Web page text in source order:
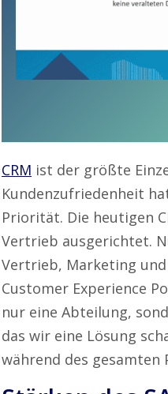
CRM ist der größte
Kundenzufriedenheit
Priorität. Die heutigen
Vertrieb ausgerichtet.
Vertrieb, Marketing und
Customer Experience
nur eine Abteilung,
das wir eine Lösung
während des gesamten